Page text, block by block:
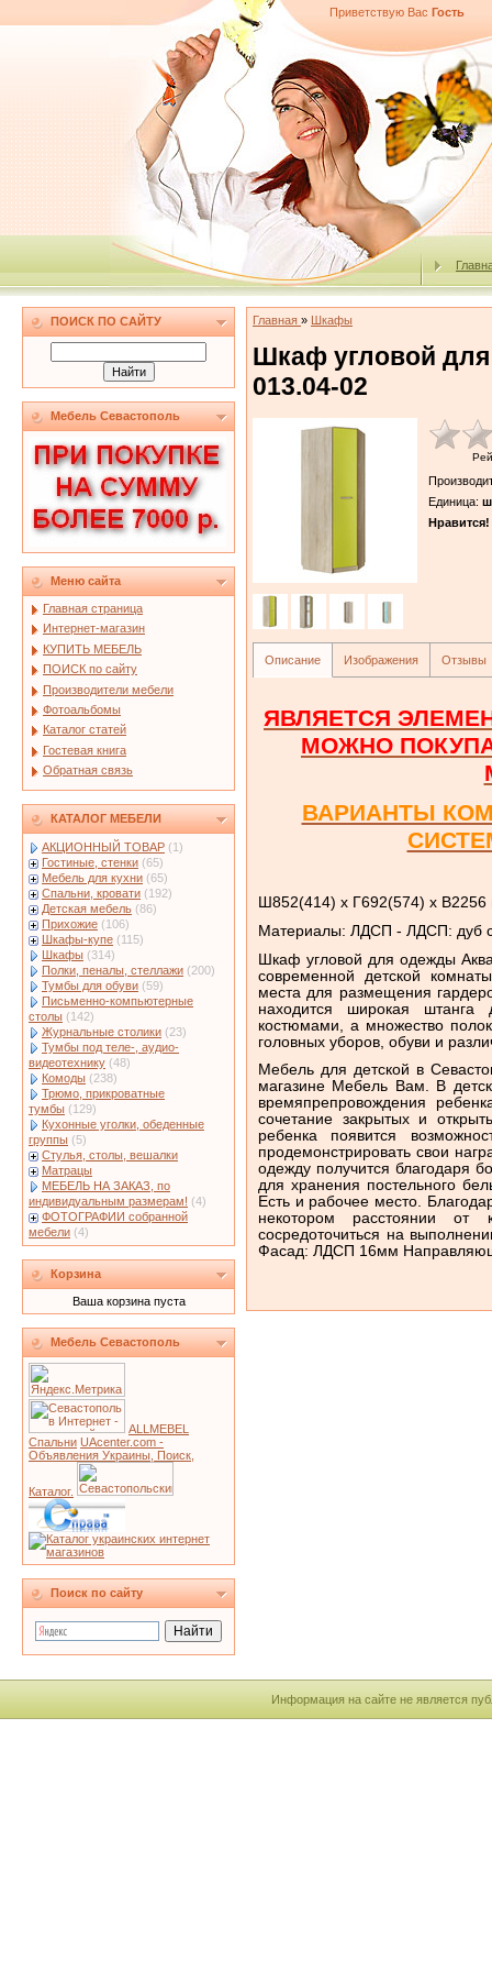
Приветствую Вас Гость
ПОИСК ПО САЙТУ
Мебель Севастополь
Меню сайта
Главная страница
Интернет-магазин
КУПИТЬ МЕБЕЛЬ
ПОИСК по сайту
Производители мебели
Фотоальбомы
Каталог статей
Гостевая книга
Обратная связь
КАТАЛОГ МЕБЕЛИ
АКЦИОННЫЙ ТОВАР (1)
Гостиные, стенки (65)
Мебель для кухни (65)
Спальни, кровати (192)
Детская мебель (86)
Прихожие (106)
Шкафы-купе (115)
Шкафы (314)
Полки, пеналы, стеллажи (200)
Тумбы для обуви (59)
Письменно-компьютерные
столы (142)
Журнальные столики (23)
Тумбы под теле-, аудио-
видеотехнику (48)
Комоды (238)
Трюмо, прикроватные
тумбы (129)
Кухонные уголки, обеденные
группы (5)
Стулья, столы, вешалки
Матрацы
МЕБЕЛЬ НА ЗАКАЗ, по
индивидуальным размерам! (4)
ФОТОГРАФИИ собранной
мебели (4)
Корзина
Ваша корзина пуста
Мебель Севастополь
ALLMEBEL
Спальни UAcenter.com -
Объявления Украины, Поиск,
Каталог.
Поиск по сайту
Главная » Шкафы
Шкаф угловой
013.04-02
Единица:
Нравится!
Описание Изображения Отзывы
ЯВЛЯЕТСЯ
МОЖНО
ВАРИАНТЫ
Ш852(414) х Г692(574) х
Материалы: ЛДСП - ЛДСП: дуб
Шкаф угловой для одежды
современной детской
места для размещения
находится широкая
костюмами, а множество
головных уборов, обуви и
Мебель для детской в
магазине Мебель Вам. В
времяпрепровождения
сочетание закрытых и
ребенка появится
продемонстрировать свои
одежду получится благодаря
для хранения постельного
Есть и рабочее место.
некотором расстоянии от
сосредоточиться на
Фасад: ЛДСП 16мм
Информация на сайте не является